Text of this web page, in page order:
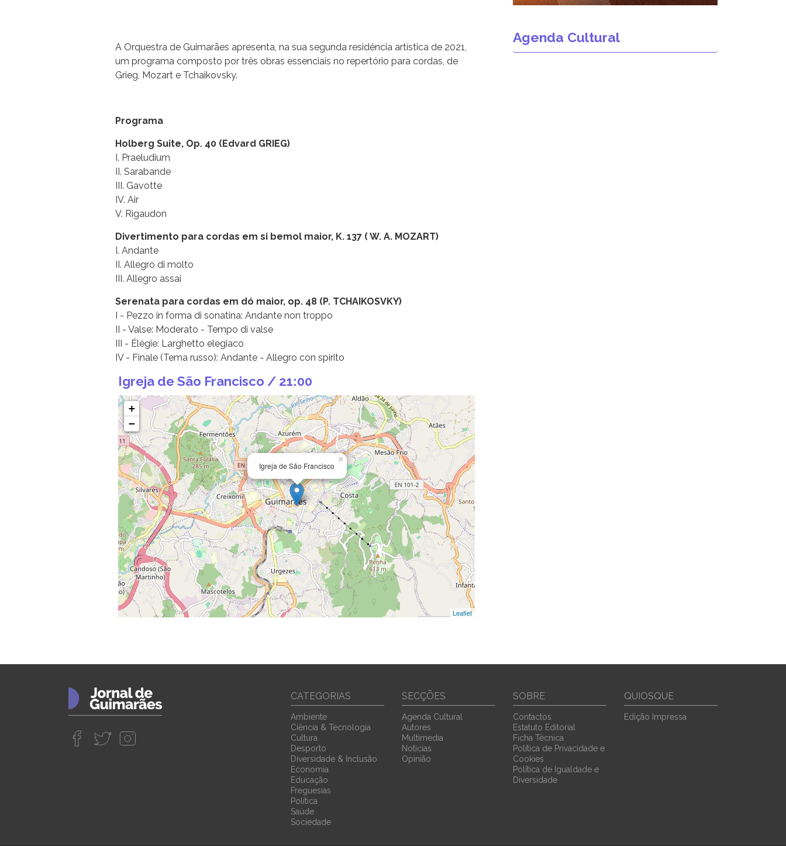
A Orquestra de Guimarães apresenta, na sua segunda residência artística de 2021,
um programa composto por três obras essenciais no repertório para cordas, de
Grieg, Mozart e Tchaikovsky.
Programa
Holberg Suite, Op. 40 (Edvard GRIEG)
I. Praeludium
II. Sarabande
III. Gavotte
IV. Air
V. Rigaudon
Divertimento para cordas em si bemol maior, K. 137 ( W. A. MOZART)
I. Andante
II. Allegro di molto
III. Allegro assai
Serenata para cordas em dó maior, op. 48 (P. TCHAIKOSVKY)
I - Pezzo in forma di sonatina: Andante non troppo
II - Valse: Moderato - Tempo di valse
III - Élégie: Larghetto elegiaco
IV - Finale (Tema russo): Andante - Allegro con spirito
Agenda Cultural
Igreja de São Francisco / 21:00
Igreja de São Francisco
×
+
−
Leaflet
CATEGORIAS
Ambiente
Ciência & Tecnologia
Cultura
Desporto
Diversidade & Inclusão
Economia
Educação
Freguesias
Política
Saúde
Sociedade
SECÇÕES
Agenda Cultural
Autores
Multimedia
Noticias
Opinião
SOBRE
Contactos
Estatuto Editorial
Ficha Técnica
Política de Privacidade e
Cookies
Política de Igualdade e
Diversidade
QUIOSQUE
Edição Impressa